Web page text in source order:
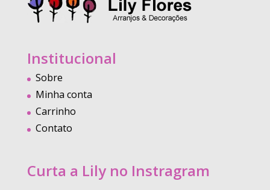
Institucional
Sobre
Minha conta
Carrinho
Contato
Curta a Lily no Instragram